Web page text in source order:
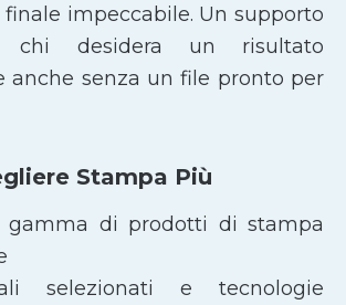
finale impeccabile. Un supporto
chi desidera un risultato
anche senza un file pronto per
Stampa Più
gamma di prodotti di stampa
selezionati e tecnologie